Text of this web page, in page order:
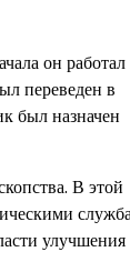
он работал
переведен в
был назначен
В этой
улучшения